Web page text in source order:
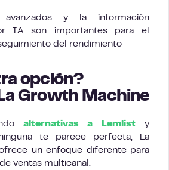
avanzados y la información
IA son importantes para el
del rendimiento
opción?
Growth Machine
alternativas a Lemlist y
te parece perfecta, La
un enfoque diferente para
ventas multicanal.